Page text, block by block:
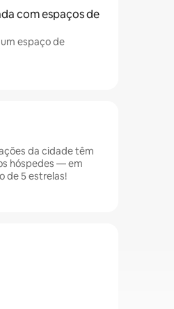
com espaços de
espaço de
da cidade têm
hóspedes — em
de 5 estrelas!